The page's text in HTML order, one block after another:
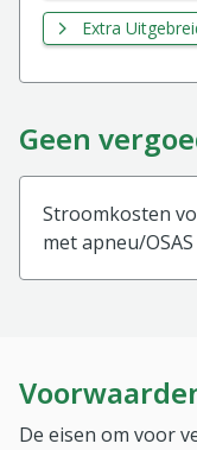
Extra
Geen
Stroomkosten
met apneu/
De eisen om voor